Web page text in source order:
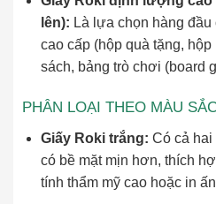
lên): Là lựa chọn hàng
cao cấp (hộp quà tặng,
sách, bảng trò chơi (board
PHÂN LOẠI THEO MÀU
Giấy Roki trắng: Có cả hai
có bề mặt mịn hơn, thích
tính thẩm mỹ cao hoặc in